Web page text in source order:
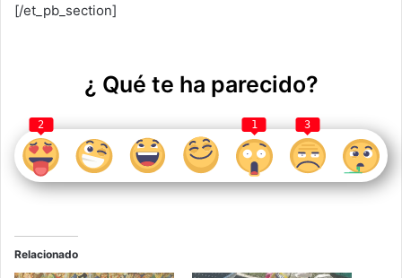
[/et_pb_section]
¿ Qué te ha parecido?
2 1 3
Relacionado